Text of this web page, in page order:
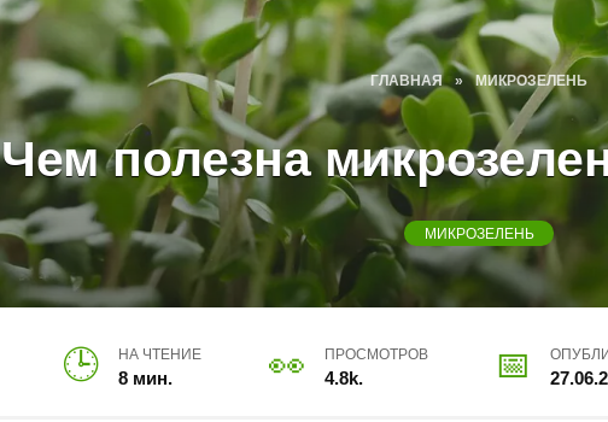
ГЛАВНАЯ » МИКРОЗЕЛЕНЬ
Чем полезна
МИКРОЗЕЛЕНЬ
НА ЧТЕНИЕ
8 мин.
ПРОСМОТРОВ
4.8k.